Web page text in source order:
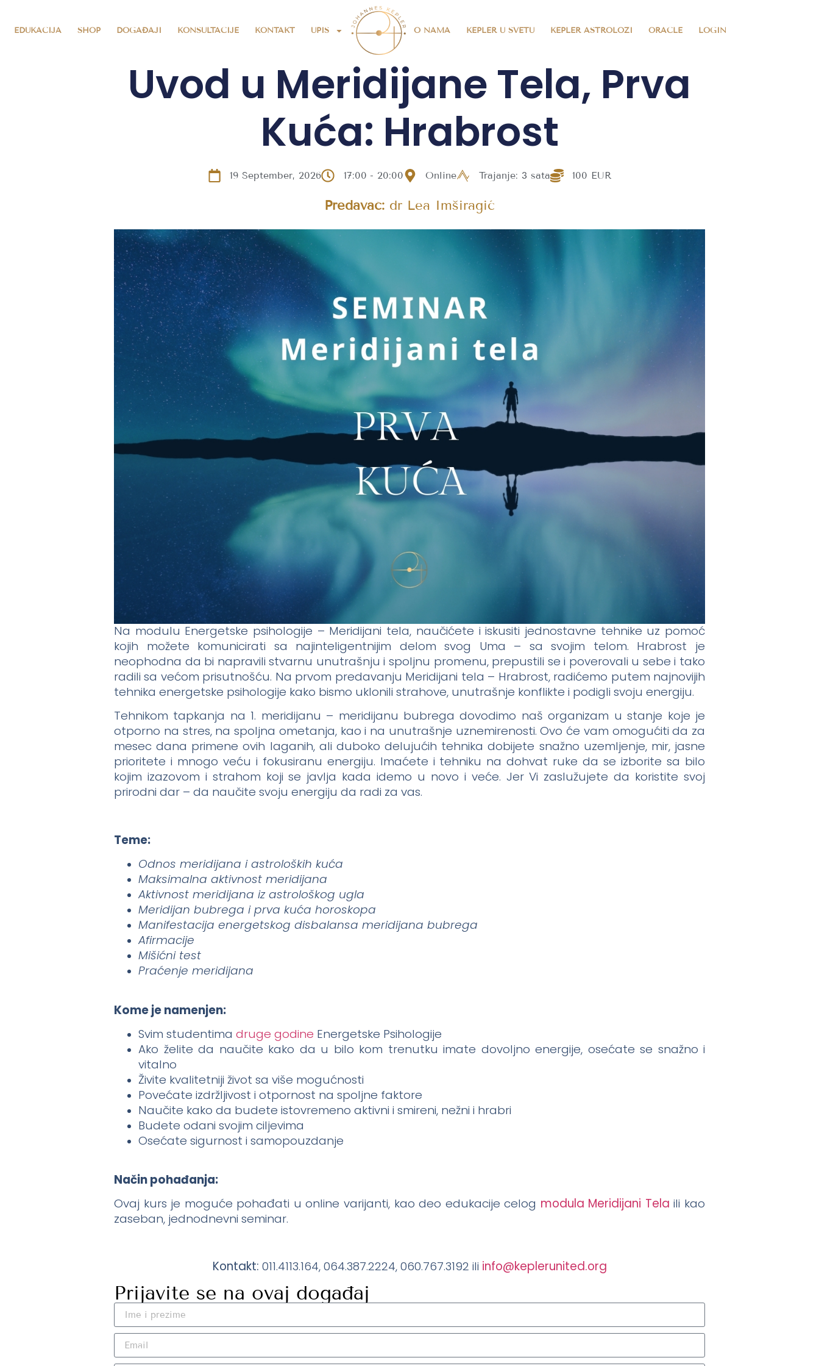
EDUKACIJA SHOP DOGAĐAJI KONSULTACIJE KONTAKT UPIS O NAMA KEPLER U SVETU KEPLER ASTROLOZI ORACLE LOGIN
Uvod u Meridijane Tela, Prva
Kuća: Hrabrost
19 September, 2026 17:00 - 20:00 Online Trajanje: 3 sata 100 EUR
Predavač: dr Lea Imširagić
Na modulu Energetske psihologije – Meridijani tela, naučićete i iskusiti jednostavne tehnike uz pomoć
kojih možete komunicirati sa najinteligentnijim delom svog Uma – sa svojim telom. Hrabrost je
neophodna da bi napravili stvarnu unutrašnju i spoljnu promenu, prepustili se i poverovali u sebe i tako
radili sa većom prisutnošću. Na prvom predavanju Meridijani tela – Hrabrost, radićemo putem najnovijih
tehnika energetske psihologije kako bismo uklonili strahove, unutrašnje konflikte i podigli svoju energiju.
Tehnikom tapkanja na 1. meridijanu – meridijanu bubrega dovodimo naš organizam u stanje koje je
otporno na stres, na spoljna ometanja, kao i na unutrašnje uznemirenosti. Ovo će vam omogućiti da za
mesec dana primene ovih laganih, ali duboko delujućih tehnika dobijete snažno uzemljenje, mir, jasne
prioritete i mnogo veću i fokusiranu energiju. Imaćete i tehniku na dohvat ruke da se izborite sa bilo
kojim izazovom i strahom koji se javlja kada idemo u novo i veće. Jer Vi zaslužujete da koristite svoj
prirodni dar – da naučite svoju energiju da radi za vas.
Teme:
Odnos meridijana i astroloških kuća
Maksimalna aktivnost meridijana
Aktivnost meridijana iz astrološkog ugla
Meridijan bubrega i prva kuća horoskopa
Manifestacija energetskog disbalansa meridijana bubrega
Afirmacije
Mišićni test
Praćenje meridijana
Kome je namenjen:
Svim studentima druge godine Energetske Psihologije
Ako želite da naučite kako da u bilo kom trenutku imate dovoljno energije, osećate se snažno i
vitalno
Živite kvalitetniji život sa više mogućnosti
Povećate izdržljivost i otpornost na spoljne faktore
Naučite kako da budete istovremeno aktivni i smireni, nežni i hrabri
Budete odani svojim ciljevima
Osećate sigurnost i samopouzdanje
Način pohađanja:
Ovaj kurs je moguće pohađati u online varijanti, kao deo edukacije celog modula Meridijani Tela ili kao
zaseban, jednodnevni seminar.
Kontakt: 011.4113.164, 064.387.2224, 060.767.3192 ili info@keplerunited.org
Prijavite se na ovaj događaj